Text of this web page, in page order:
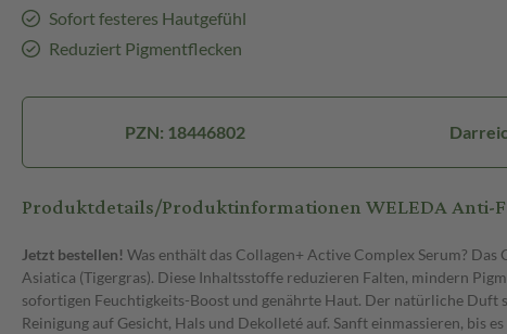
Sofort festeres Hautgefühl
Reduziert Pigmentflecken
PZN: 18446802
Produktdetails/Produktinformationen WELEDA Anti-
Jetzt bestellen! Was enthält das Collagen+ Active Complex Serum?
Asiatica (Tigergras). Diese Inhaltsstoffe reduzieren Falten, mindern
sofortigen Feuchtigkeits-Boost und genährte Haut. Der natürliche Duft
Reinigung auf Gesicht, Hals und Dekolleté auf. Sanft einmassieren, bis